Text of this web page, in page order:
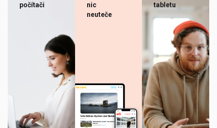
počítači
nic
neuteče
tabletu